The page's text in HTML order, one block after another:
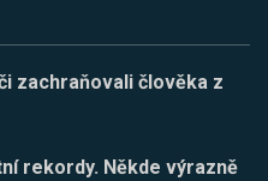
zachraňovali člověka z
rekordy. Někde výrazně